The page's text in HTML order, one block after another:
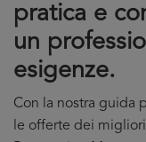
pratica e
un
esigenze.
Con la nostra guida
le offerte dei